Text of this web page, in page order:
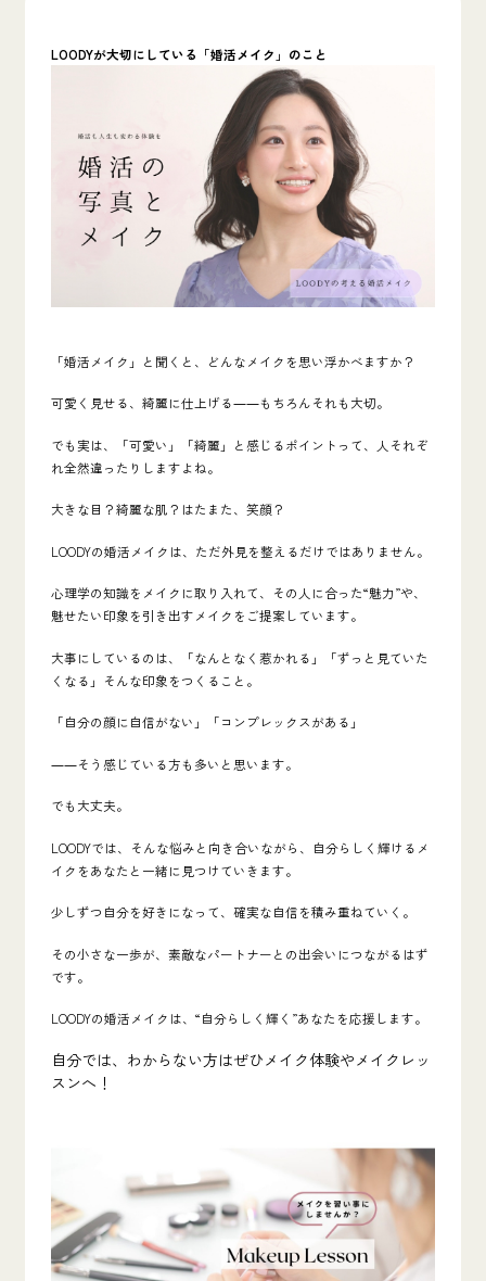
LOODYが大切にしている「婚活メイク」のこと
「婚活メイク」と聞くと、どんなメイクを思い浮かべますか？
可愛く見せる、綺麗に仕上げる――もちろんそれも大切。
でも実は、「可愛い」「綺麗」と感じるポイントって、人それぞ
れ全然違ったりしますよね。
大きな目？綺麗な肌？はたまた、笑顔？
LOODYの婚活メイクは、ただ外見を整えるだけではありません。
心理学の知識をメイクに取り入れて、その人に合った“魅力”や、
魅せたい印象を引き出すメイクをご提案しています。
大事にしているのは、「なんとなく惹かれる」「ずっと見ていた
くなる」そんな印象をつくること。
「自分の顔に自信がない」「コンプレックスがある」
――そう感じている方も多いと思います。
でも大丈夫。
LOODYでは、そんな悩みと向き合いながら、自分らしく輝けるメ
イクをあなたと一緒に見つけていきます。
少しずつ自分を好きになって、確実な自信を積み重ねていく。
その小さな一歩が、素敵なパートナーとの出会いにつながるはず
です。
LOODYの婚活メイクは、“自分らしく輝く”あなたを応援します。
自分では、わからない方はぜひメイク体験やメイクレッ
スンへ！